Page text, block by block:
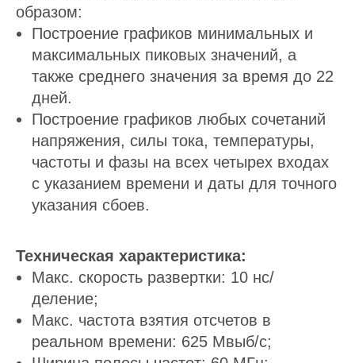
образом:
Построение графиков минимальных и
максимальных пиковых значений, а
также среднего значения за время до 22
дней.
Построение графиков любых сочетаний
напряжения, силы тока, температуры,
частоты и фазы на всех четырех входах
с указанием времени и даты для точного
указания сбоев.
Техническая характеристика:
Макс. скорость развертки: 10 нс/
деление;
Макс. частота взятия отсчетов в
реальном времени: 625 Мвыб/с;